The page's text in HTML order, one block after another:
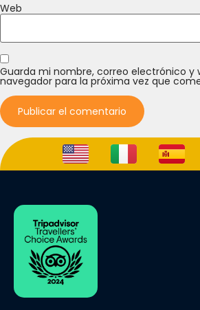
Web
Guarda mi nombre, correo electrónico y
navegador para la próxima vez que